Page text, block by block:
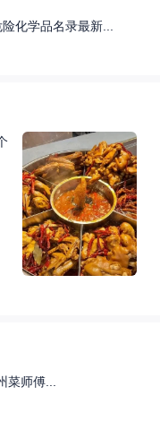
化学品名录最新...
师傅...